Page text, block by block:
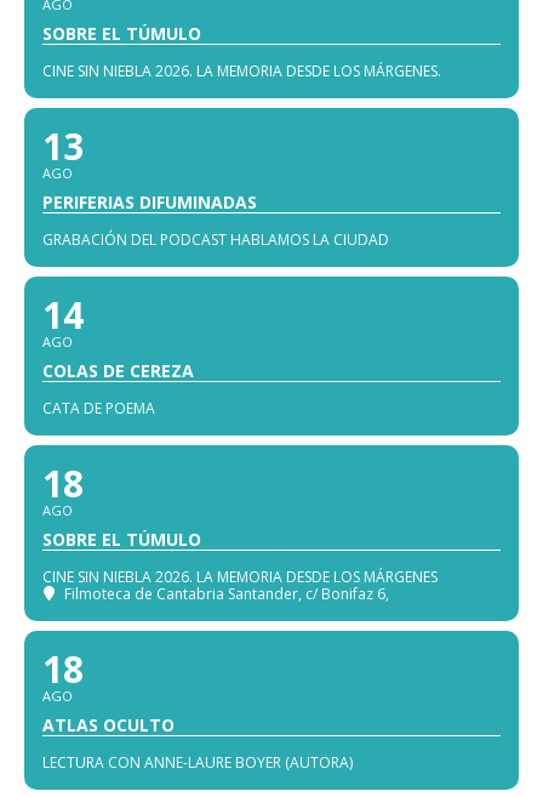
AGO
SOBRE EL TÚMULO
CINE SIN NIEBLA 2026. LA MEMORIA DESDE LOS MÁRGENES.
13
AGO
PERIFERIAS DIFUMINADAS
GRABACIÓN DEL PODCAST HABLAMOS LA CIUDAD
14
AGO
COLAS DE CEREZA
CATA DE POEMA
18
AGO
SOBRE EL TÚMULO
CINE SIN NIEBLA 2026. LA MEMORIA DESDE LOS MÁRGENES
Filmoteca de Cantabria Santander, c/ Bonifaz 6,
18
AGO
ATLAS OCULTO
LECTURA CON ANNE-LAURE BOYER (AUTORA)